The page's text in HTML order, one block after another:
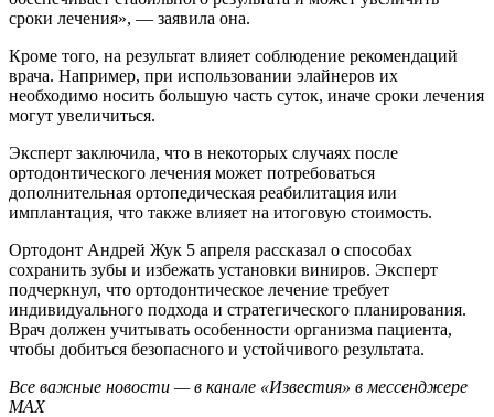
сроки лечения», — заявила она.
Кроме того, на результат влияет соблюдение рекомендаций
врача. Например, при использовании элайнеров их
необходимо носить большую часть суток, иначе сроки лечения
могут увеличиться.
Эксперт заключила, что в некоторых случаях после
ортодонтического лечения может потребоваться
дополнительная ортопедическая реабилитация или
имплантация, что также влияет на итоговую стоимость.
Ортодонт Андрей Жук 5 апреля рассказал о способах
сохранить зубы и избежать установки виниров. Эксперт
подчеркнул, что ортодонтическое лечение требует
индивидуального подхода и стратегического планирования.
Врач должен учитывать особенности организма пациента,
чтобы добиться безопасного и устойчивого результата.
Все важные новости — в канале «Известия» в мессенджере
МАХ